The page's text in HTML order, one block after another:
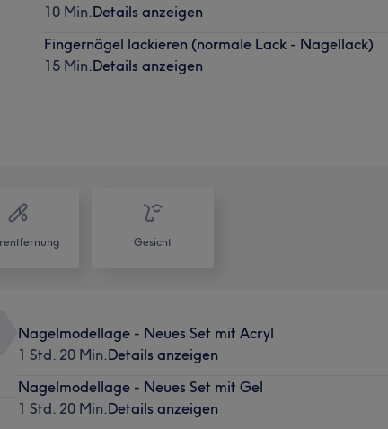
10 Min.Details anzeigen
Fingernägel lackieren (normale Lack - Nagellack)
15 Min.Details anzeigen
Gesicht
Nagelmodellage - Neues Set mit Acryl
1 Std. 20 Min.Details anzeigen
Nagelmodellage - Neues Set mit Gel
1 Std. 20 Min.Details anzeigen